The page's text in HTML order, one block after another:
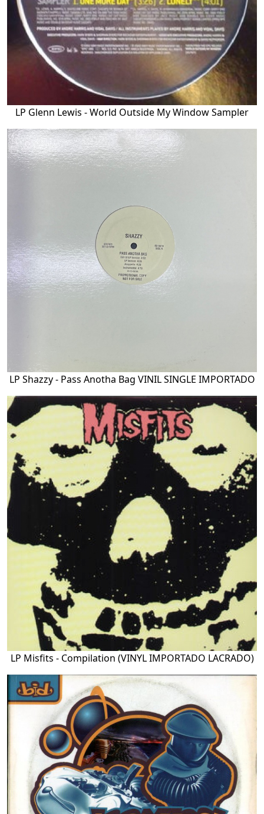
LP Glenn Lewis - World Outside My Window Sampler
LP Shazzy - Pass Anotha Bag VINIL SINGLE IMPORTADO
LP Misfits - Compilation (VINYL IMPORTADO LACRADO)